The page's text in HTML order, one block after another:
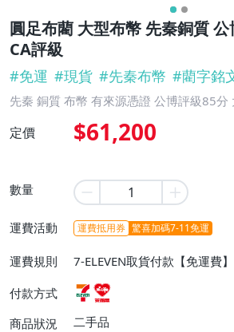
圓足布藺 大型布幣 先秦銅質 公
CA評級
#免運 #現貨 #先秦布幣 #藺字銘
先秦 銅質 布幣 有來源憑證 公博評級85分
定價 $61,200
數量
運費活動 運費抵用券 驚喜加碼7-11免運
運費規則
7-ELEVEN取貨付款【免運費
貨付款【免運費】
付款方式
商品狀況
二手品